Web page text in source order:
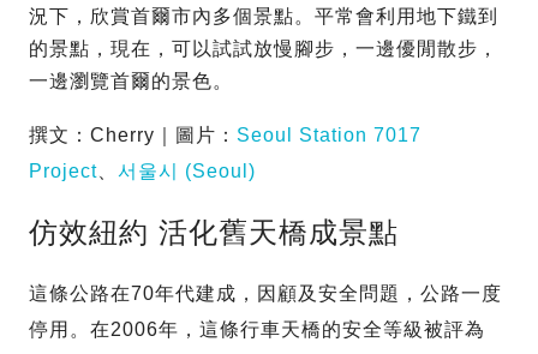
況下，欣賞首爾市內多個景點。平常會利用地下鐵到
的景點，現在，可以試試放慢腳步，一邊優閒散步，
一邊瀏覽首爾的景色。
撰文：Cherry｜圖片： Seoul Station 7017
Project
서울시 (Seoul)
仿效紐約 活化舊天橋成景點
這條公路在70年代建成，因顧及安全問題，公路一度
停用。在2006年，這條行車天橋的安全等級被評為